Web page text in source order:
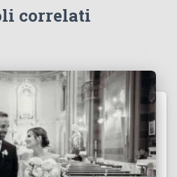
correlati